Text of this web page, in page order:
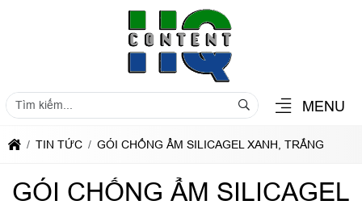
MENU
TIN TỨC GÓI CHỐNG ẨM SILICAGEL XANH, TRẮNG
GÓI CHỐNG ẨM SILICAGEL